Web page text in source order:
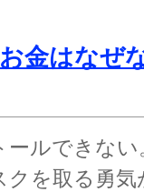
金はなぜ
ールできない
を取る勇